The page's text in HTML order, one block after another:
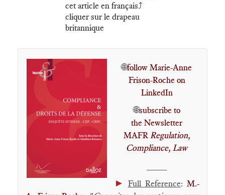
cet article en français⤴️
cliquer sur le drapeau
britannique
🌐follow Marie-Anne
Frison-Roche on
LinkedIn
🌐subscribe to
the Newsletter
MAFR Regulation,
Compliance, Law
► Full Reference: M.-